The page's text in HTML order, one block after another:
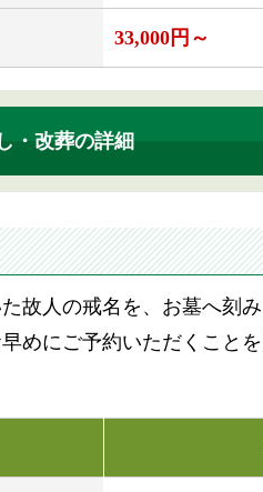
33,000円～
・改葬の詳細
故人の戒名を、お墓へ刻
めにご予約いただくこと